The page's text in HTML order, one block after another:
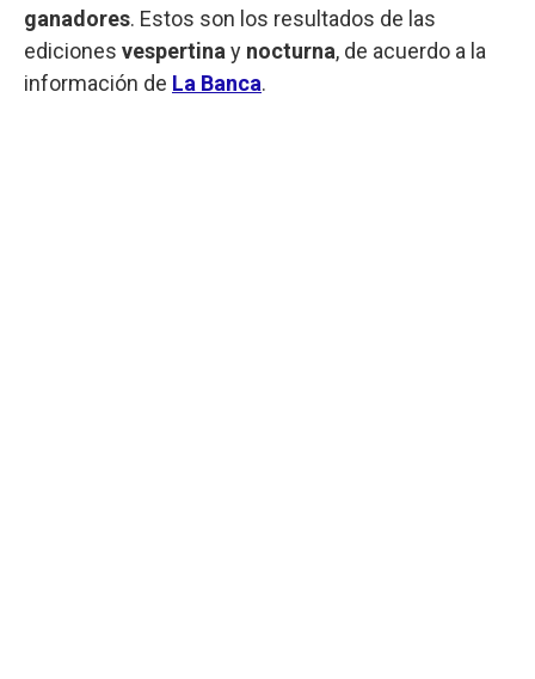
ganadores. Estos son los resultados de las
ediciones vespertina y nocturna, de acuerdo a la
información de La Banca.